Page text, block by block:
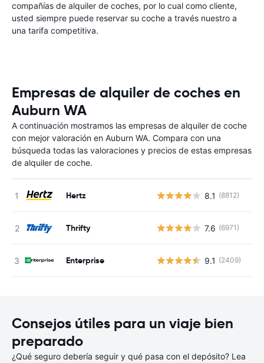
compañías de alquiler de coches, por lo cual como cliente,
usted siempre puede reservar su coche a través nuestro a
una tarifa competitiva.
Empresas de alquiler de coches en
Auburn WA
A continuación mostramos las empresas de alquiler de coche
con mejor valoración en Auburn WA. Compara con una
búsqueda todas las valoraciones y precios de estas empresas
de alquiler de coche.
Hertz 8.1 (8812)
Thrifty 7.6 (6971)
Enterprise 9.1 (2409)
Consejos útiles para un viaje bien
preparado
¿Qué seguro debería seguir y qué pasa con el depósito? Lea